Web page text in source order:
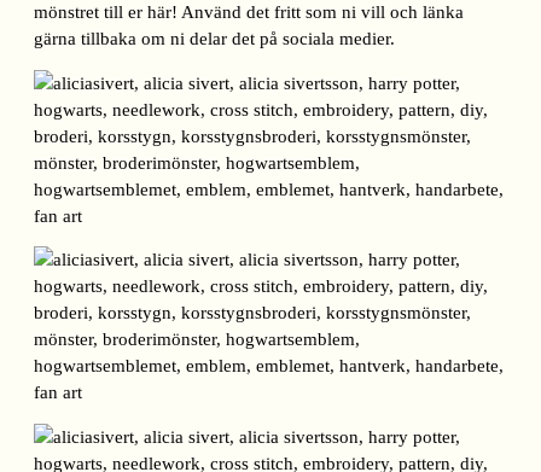
mönstret till er här! Använd det fritt som ni vill och länka
gärna tillbaka om ni delar det på sociala medier.